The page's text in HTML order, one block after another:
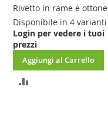
Rivetto in rame e ottone
Disponibile in 4 varianti
Login per vedere i tuoi
prezzi
Aggiungi al Carrello
AGGIUNGI